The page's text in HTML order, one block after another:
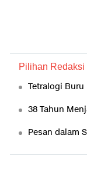
Pilihan Redaksi
Tetralogi
38 Tahun
Pesan dalam